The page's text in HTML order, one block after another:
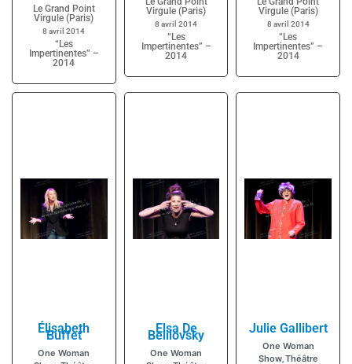
Le Grand Point
Virgule (Paris)
8 avril 2014
“Les
Impertinentes” –
2014
Virgule (Paris)
8 avril 2014
“Les
Impertinentes” –
2014
Virgule (Paris)
8 avril 2014
“Les
Impertinentes” –
2014
Élisabeth
Buffet
One Woman
Elsa De
Belilovsky
One Woman
Julie Gallibert
One Woman
Show,Théâtre